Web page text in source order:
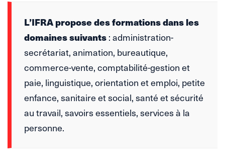
L’IFRA propose des formations dans les
domaines suivants: administration-
secrétariat, animation, bureautique,
commerce-vente, comptabilité-gestion et
paie, linguistique, orientation et emploi, petite
enfance, sanitaire et social, santé et sécurité
au travail, savoirs essentiels, services à la
personne.